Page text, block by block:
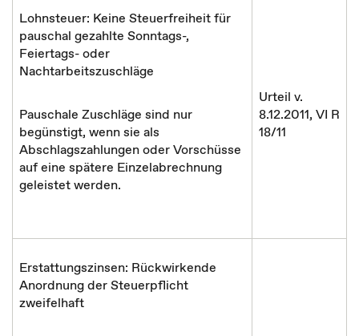
Lohnsteuer: Keine Steuerfreiheit für
pauschal gezahlte Sonntags-,
Feiertags- oder
Nachtarbeitszuschläge
Pauschale Zuschläge sind nur
begünstigt, wenn sie als
Abschlagszahlungen oder Vorschüsse
auf eine spätere Einzelabrechnung
geleistet werden.
Urteil v.
8.12.2011, VI R
18/11
Erstattungszinsen: Rückwirkende
Anordnung der Steuerpflicht
zweifelhaft